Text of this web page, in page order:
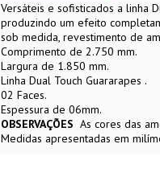
Versáteis e sofisticados a linha
produzindo um efeito
sob medida, revestimento de
Comprimento de 2.750 mm.
Largura de 1.850 mm.
Linha Dual Touch Guararapes .
02 Faces.
Espessura de 06mm.
OBSERVAÇÕES As cores das
Medidas apresentadas em